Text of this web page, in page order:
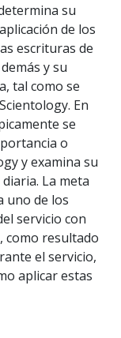
su
de los
escrituras de
y su
tal como se
En
se
o
y examina su
La meta
uno de los
servicio con
como resultado
el servicio,
aplicar estas